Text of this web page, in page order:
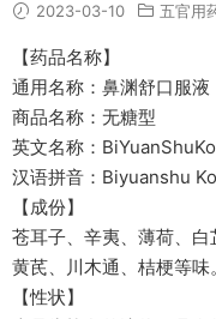
2023-03-10 五官用
【药品名称】
通用名称：鼻渊舒口服液
商品名称：无糖型
英文名称：
汉语拼音：Biyuanshu
【成份】
苍耳子、辛夷、薄荷、白
黄芪、川木通、桔梗等
【性状】